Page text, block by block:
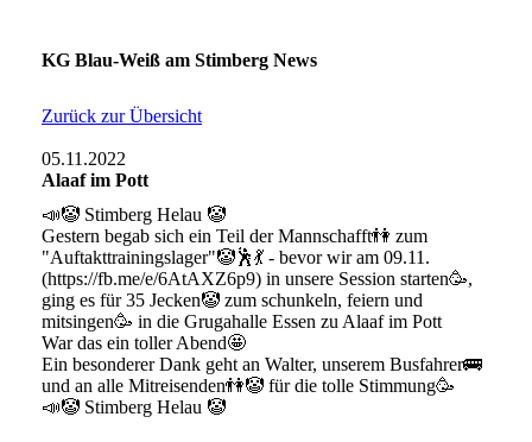
KG Blau-Weiß am Stimberg News
Zurück zur Übersicht
05.11.2022
Alaaf im Pott
📣🤡 Stimberg Helau 🤡
Gestern begab sich ein Teil der Mannschafft👫 zum
"Auftakttrainingslager"🤡🕺💃 - bevor wir am 09.11.
(https://fb.me/e/6AtAXZ6p9) in unsere Session starten🥳,
ging es für 35 Jecken🤡 zum schunkeln, feiern und
mitsingen🥳 in die Grugahalle Essen zu Alaaf im Pott
War das ein toller Abend🤩
Ein besonderer Dank geht an Walter, unserem Busfahrer🚌
und an alle Mitreisenden👫🤡 für die tolle Stimmung🥳
📣🤡 Stimberg Helau 🤡